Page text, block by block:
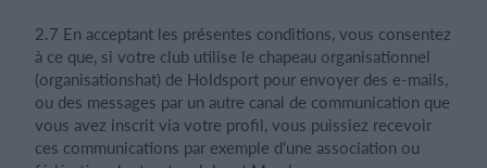
2.7 En acceptant les présentes conditions, vous consentez
à ce que, si votre club utilise le chapeau organisationnel
(organisationshat) de Holdsport pour envoyer des e-mails,
ou des messages par un autre canal de communication que
vous avez inscrit via votre profil, vous puissiez recevoir
ces communications par exemple d'une association ou